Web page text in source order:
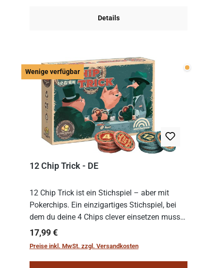
Details
Wenige verfügbar Wenige
12 Chip Trick - DE
12 Chip Trick ist ein Stichspiel – aber mit
Pokerchips. Ein einzigartiges Stichspiel, bei
dem du deine 4 Chips clever einsetzen musst.
Wer die Chips mit dem höchsten Gesamtwert
hat, gewinnt die Runde. Aber Vorsicht: D...
Regulärer Preis:
17,99 €
Preise inkl. MwSt. zzgl. Versandkosten